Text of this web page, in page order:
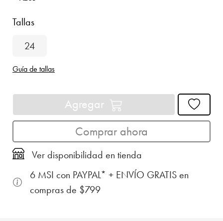
Tallas
24
Guía de tallas
Agregar
Comprar ahora
Ver disponibilidad en tienda
6 MSI con PAYPAL* + ENVÍO GRATIS en
compras de $799